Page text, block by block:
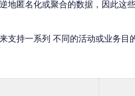
地匿名化或聚合的数据，因此这
支持一系列 不同的活动或业务